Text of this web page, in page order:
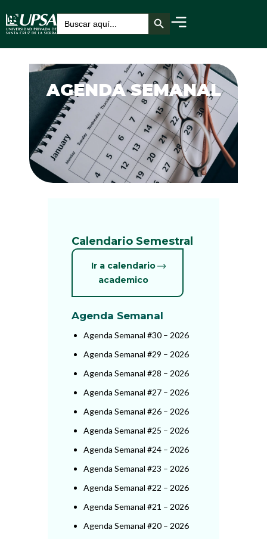
Buscar: Botón de búsqueda
AGENDA SEMANAL
Calendario Semestral
Ir a calendario
academico
Agenda Semanal
Agenda Semanal #30 – 2026
Agenda Semanal #29 – 2026
Agenda Semanal #28 – 2026
Agenda Semanal #27 – 2026
Agenda Semanal #26 – 2026
Agenda Semanal #25 – 2026
Agenda Semanal #24 – 2026
Agenda Semanal #23 – 2026
Agenda Semanal #22 – 2026
Agenda Semanal #21 – 2026
Agenda Semanal #20 – 2026